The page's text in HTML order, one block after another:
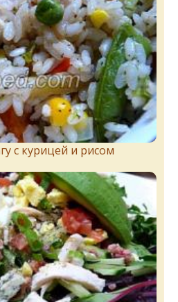
с курицей и рисом